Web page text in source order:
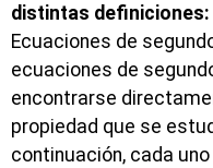
distintas definiciones:
Ecuaciones de
ecuaciones de
encontrarse
propiedad que se
continuación, cada